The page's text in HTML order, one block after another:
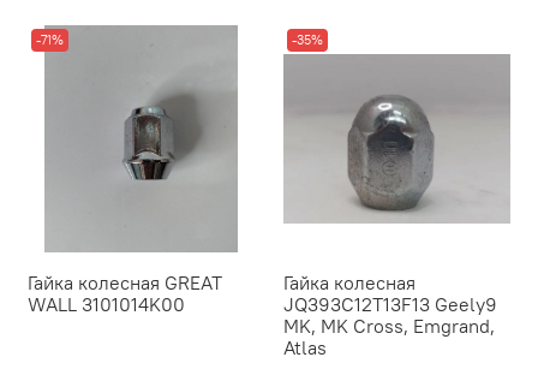
-71%
Гайка колесная GREAT
WALL 3101014K00
-35%
Гайка колесная
JQ393C12T13F13 Geely9
MK, MK Cross, Emgrand,
Atlas